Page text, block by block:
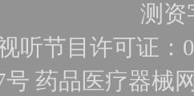
测资
听节目许可证：
号 药品医疗器械